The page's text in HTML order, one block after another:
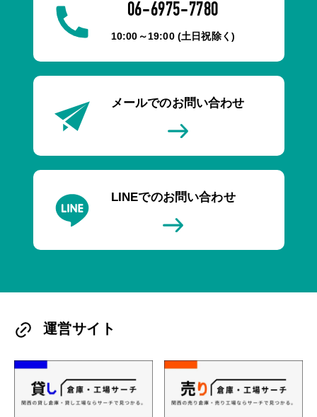
06-6975-7780
10:00～19:00 (土日祝除く)
メールでのお問い合わせ
LINEでのお問い合わせ
運営サイト